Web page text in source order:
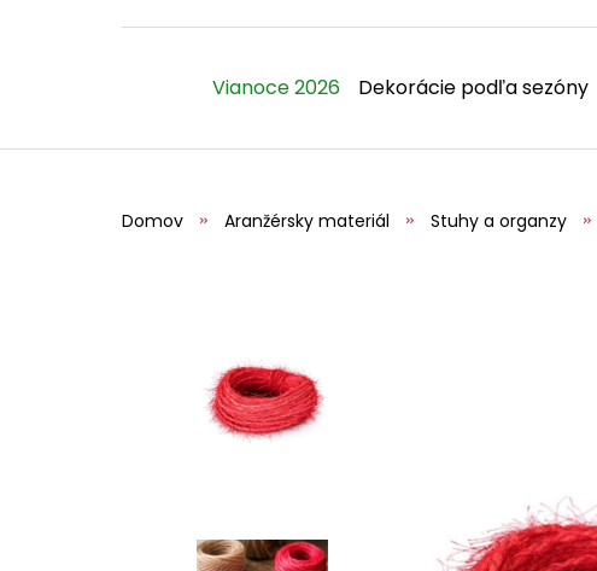
Vianoce 2026 Dekorácie podľa sezóny
Domov Aranžérsky materiál Stuhy a organzy